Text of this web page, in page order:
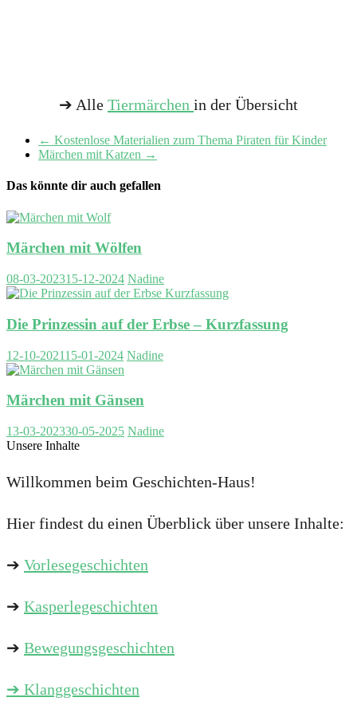
➔ Alle Tiermärchen in der Übersicht
← Kostenlose Materialien zum Thema Piraten für Kinder
Märchen mit Katzen →
Das könnte dir auch gefallen
Märchen mit Wölfen
08-03-202315-12-2024 Nadine
Die Prinzessin auf der Erbse – Kurzfassung
12-10-202115-01-2024 Nadine
Märchen mit Gänsen
13-03-202330-05-2025 Nadine
Unsere Inhalte
Willkommen beim Geschichten-Haus!
Hier findest du einen Überblick über unsere Inhalte:
➔ Vorlesegeschichten
➔ Kasperlegeschichten
➔ Bewegungsgeschichten
➔ Klanggeschichten